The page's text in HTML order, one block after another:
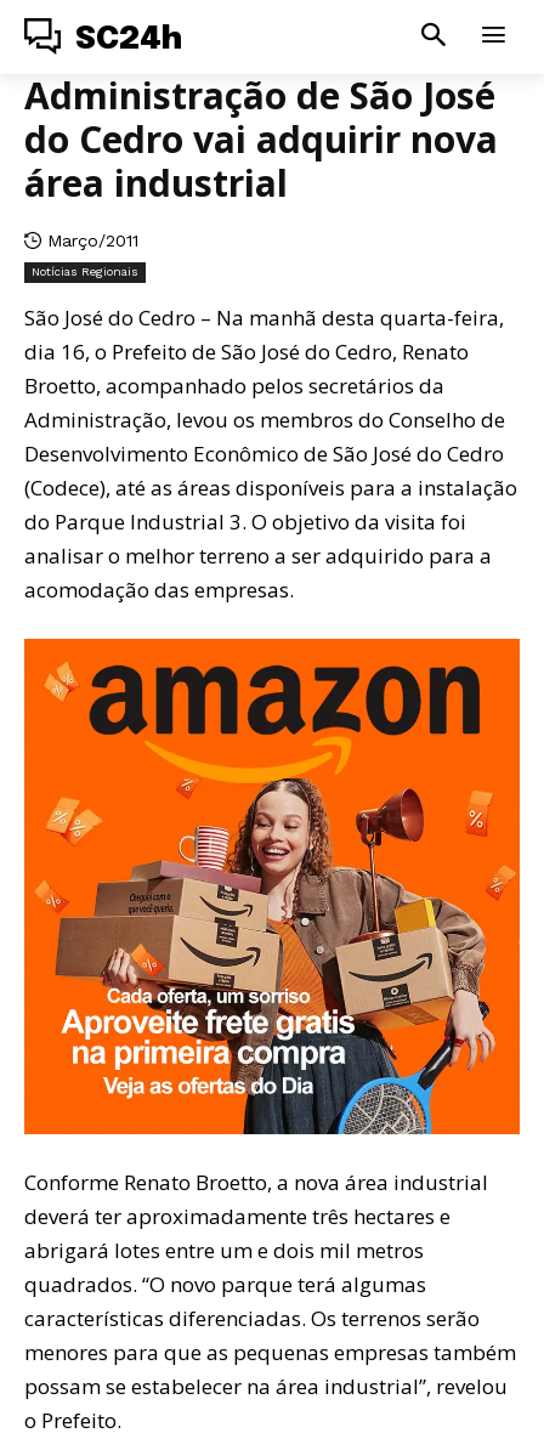
SC24h
Administração de São José
do Cedro vai adquirir nova
área industrial
Março/2011
Notícias Regionais
São José do Cedro – Na manhã desta quarta-feira,
dia 16, o Prefeito de São José do Cedro, Renato
Broetto, acompanhado pelos secretários da
Administração, levou os membros do Conselho de
Desenvolvimento Econômico de São José do Cedro
(Codece), até as áreas disponíveis para a instalação
do Parque Industrial 3. O objetivo da visita foi
analisar o melhor terreno a ser adquirido para a
acomodação das empresas.
Conforme Renato Broetto, a nova área industrial
deverá ter aproximadamente três hectares e
abrigará lotes entre um e dois mil metros
quadrados. “O novo parque terá algumas
características diferenciadas. Os terrenos serão
menores para que as pequenas empresas também
possam se estabelecer na área industrial”, revelou
o Prefeito.